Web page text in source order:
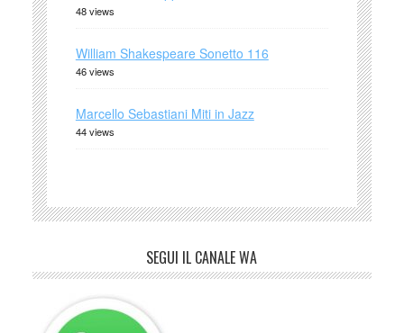
48 views
William Shakespeare Sonetto 116
46 views
Marcello Sebastiani Miti in Jazz
44 views
SEGUI IL CANALE WA